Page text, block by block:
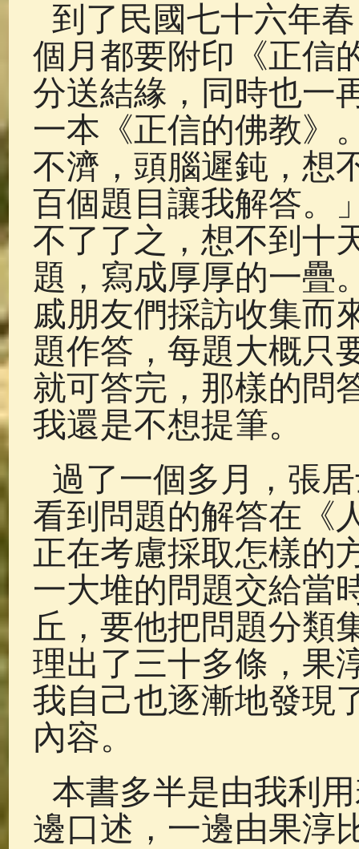
到了民國七十六年
個月都要附印《正信
分送結緣，同時也一
一本《正信的佛教》
不濟，頭腦遲鈍，想
百個題目讓我解答。
不了了之，想不到十
題，寫成厚厚的一疊
戚朋友們採訪收集而
題作答，每題大概只
就可答完，那樣的問
我還是不想提筆。
過了一個多月，張
看到問題的解答在《
正在考慮採取怎樣的
一大堆的問題交給當
丘，要他把問題分類
理出了三十多條，果
我自己也逐漸地發現
內容。
本書多半是由我利
邊口述，一邊由果淳